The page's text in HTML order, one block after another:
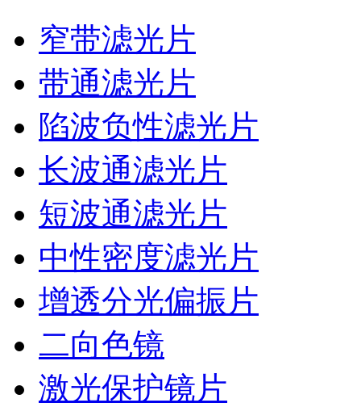
窄带滤光片
带通滤光片
陷波负性滤光片
长波通滤光片
短波通滤光片
中性密度滤光片
增透分光偏振片
二向色镜
激光保护镜片